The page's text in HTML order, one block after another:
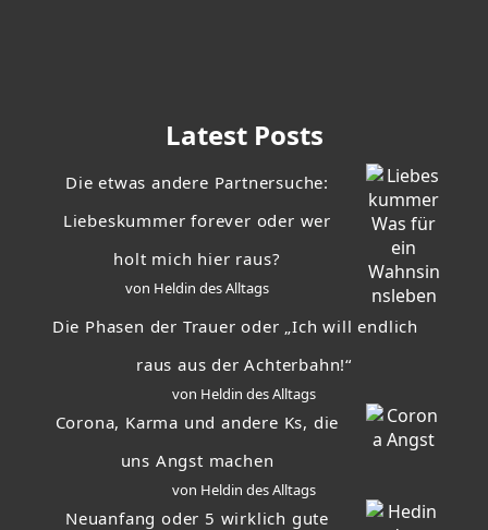
Latest Posts
Die etwas andere Partnersuche:
Liebeskummer forever oder wer
holt mich hier raus?
von Heldin des Alltags
Die Phasen der Trauer oder „Ich will endlich
raus aus der Achterbahn!“
von Heldin des Alltags
Corona, Karma und andere Ks, die
uns Angst machen
von Heldin des Alltags
Neuanfang oder 5 wirklich gute